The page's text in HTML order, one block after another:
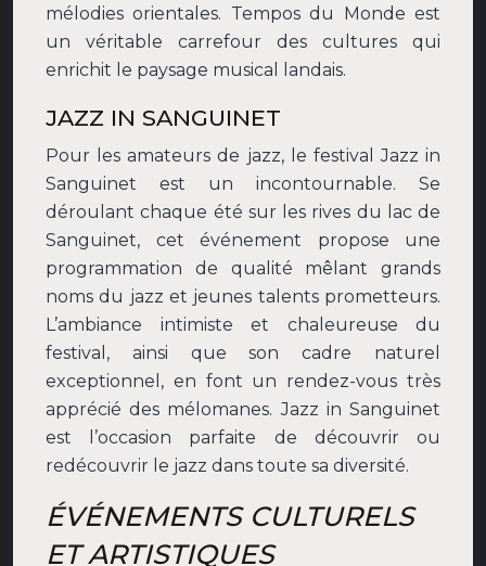
mélodies orientales. Tempos du Monde est
un véritable carrefour des cultures qui
enrichit le paysage musical landais.
JAZZ IN SANGUINET
Pour les amateurs de jazz, le festival Jazz in
Sanguinet est un incontournable. Se
déroulant chaque été sur les rives du lac de
Sanguinet, cet événement propose une
programmation de qualité mêlant grands
noms du jazz et jeunes talents prometteurs.
L’ambiance intimiste et chaleureuse du
festival, ainsi que son cadre naturel
exceptionnel, en font un rendez-vous très
apprécié des mélomanes. Jazz in Sanguinet
est l’occasion parfaite de découvrir ou
redécouvrir le jazz dans toute sa diversité.
ÉVÉNEMENTS CULTURELS
ET ARTISTIQUES